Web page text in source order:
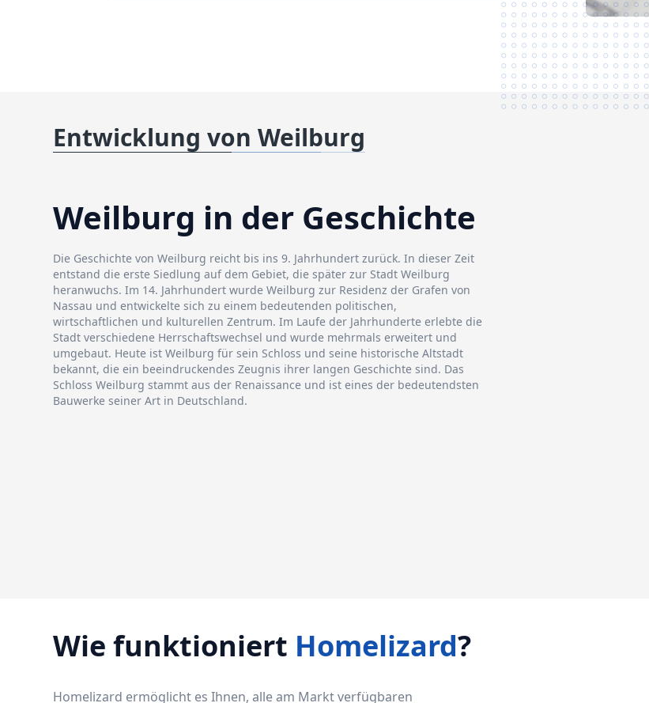
Entwicklung von Weilburg
Weilburg in der Geschichte
Die Geschichte von Weilburg reicht bis ins 9. Jahrhundert zurück. In dieser Zeit
entstand die erste Siedlung auf dem Gebiet, die später zur Stadt Weilburg
heranwuchs. Im 14. Jahrhundert wurde Weilburg zur Residenz der Grafen von
Nassau und entwickelte sich zu einem bedeutenden politischen,
wirtschaftlichen und kulturellen Zentrum. Im Laufe der Jahrhunderte erlebte die
Stadt verschiedene Herrschaftswechsel und wurde mehrmals erweitert und
umgebaut. Heute ist Weilburg für sein Schloss und seine historische Altstadt
bekannt, die ein beeindruckendes Zeugnis ihrer langen Geschichte sind. Das
Schloss Weilburg stammt aus der Renaissance und ist eines der bedeutendsten
Bauwerke seiner Art in Deutschland.
Wie funktioniert Homelizard?
Homelizard ermöglicht es Ihnen, alle am Markt verfügbaren